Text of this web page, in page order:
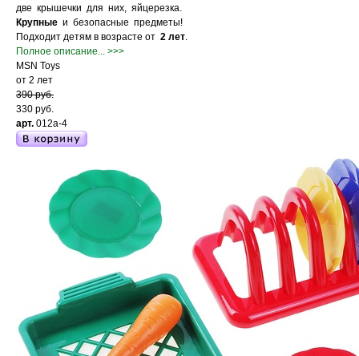
две крышечки для них, яйцерезка.
Крупные и безопасные предметы!
Подходит детям в возрасте от 2 лет.
Полное описание... >>>
MSN Toys
от 2 лет
390 руб.
330 руб.
арт. 012a-4